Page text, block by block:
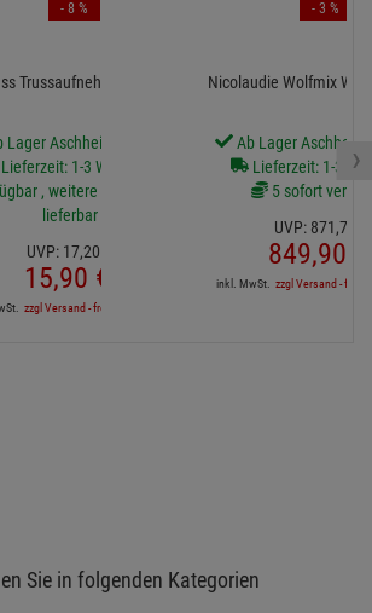
Trussaufnehmer M-10 Black
Lager Aschheim lieferbar
Lieferzeit: 1-3 Werktage
, weitere Artikel ab Zentrallager
lieferbar
UVP: 17,20
15,90 €
zzgl Versand - frei ab 90,-€ in DE
- 8 %
Nicolaudie Wolfmix W1
Ab Lager
Lieferzeit: 1-3
5 sofort
UVP: 871,71
849,90
inkl. MwSt. zzgl Versand - frei
- 3 %
›
Sie in folgenden Kategorien